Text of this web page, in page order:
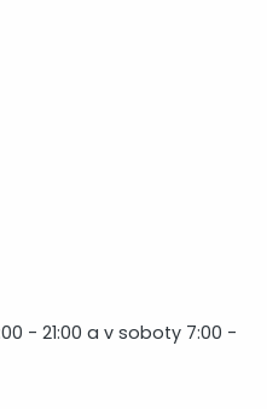
- 21:00 a v soboty 7:00 -